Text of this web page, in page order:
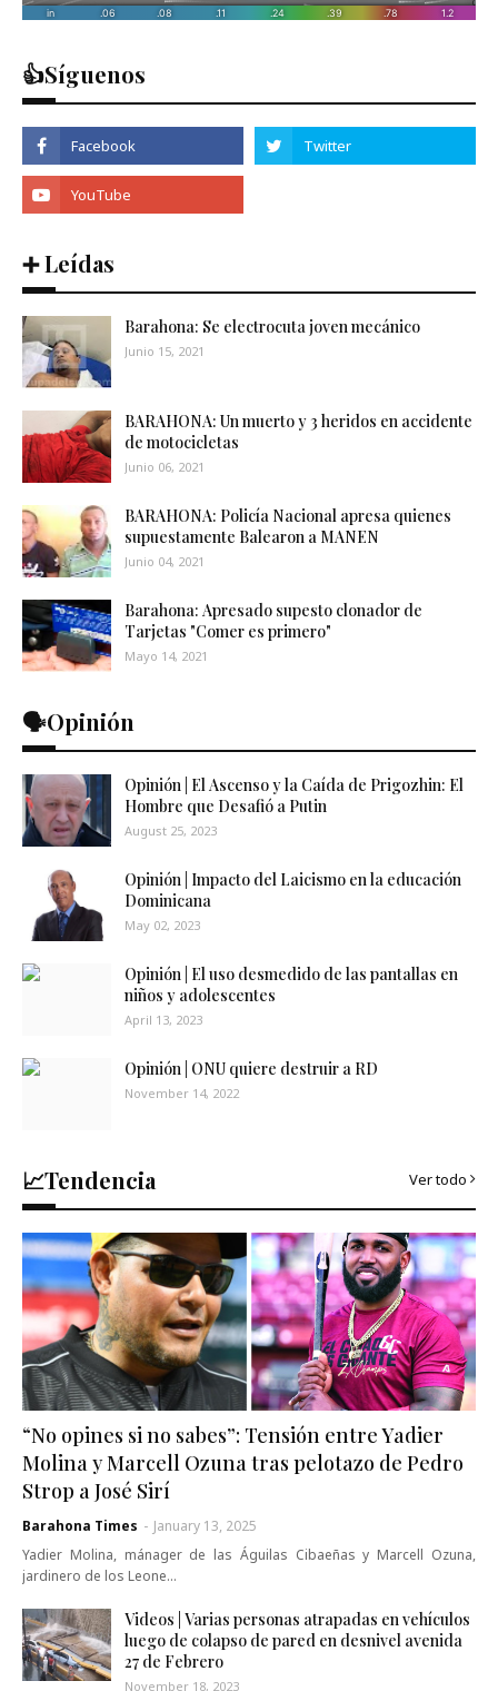
👍Síguenos
➕ Leídas
Barahona: Se electrocuta joven mecánico
Junio 15, 2021
BARAHONA: Un muerto y 3 heridos en accidente
de motocicletas
Junio 06, 2021
BARAHONA: Policía Nacional apresa quienes
supuestamente Balearon a MANEN
Junio 04, 2021
Barahona: Apresado supesto clonador de
Tarjetas "Comer es primero"
Mayo 14, 2021
🗣️Opinión
Opinión | El Ascenso y la Caída de Prigozhin: El
Hombre que Desafió a Putin
August 25, 2023
Opinión | Impacto del Laicismo en la educación
Dominicana
May 02, 2023
Opinión | El uso desmedido de las pantallas en
niños y adolescentes
April 13, 2023
Opinión | ONU quiere destruir a RD
November 14, 2022
📈Tendencia Ver todo
“No opines si no sabes”: Tensión entre Yadier
Molina y Marcell Ozuna tras pelotazo de Pedro
Strop a José Sirí
Barahona Times - January 13, 2025
Yadier Molina, mánager de las Águilas Cibaeñas y Marcell Ozuna,
jardinero de los Leone…
Videos | Varias personas atrapadas en vehículos
luego de colapso de pared en desnivel avenida
27 de Febrero
November 18, 2023